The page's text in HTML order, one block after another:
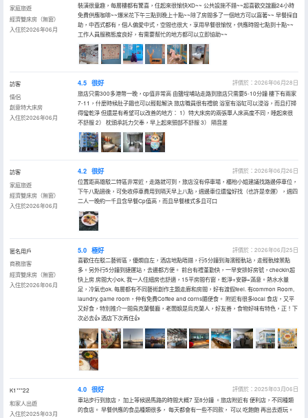
家庭旅遊
經濟雙床房（無窗）
入住於2026年06月
裝潢很童趣，每層樓都有驚喜，住起來很愉快XD~~ 公共設施不錯~~超喜歡交誼廳24小時
免費供應咖啡~~爆米花下午三點到晚上十點~~除了房間多了一個地方可以窩著~~ 早餐採自
助，中西式都有，個人偏愛中式，空間也很大，享用早餐很愉悅，供應時間七點到十點~~
工作人員服務態度良好，有需要幫忙的地方都可以立即協助~~
訪客
情侶
創意特大床房
入住於2026年06月
4.5 很好
評價於：2026年06月28日
旅店只需300多港幣一晚，cp值非常高 由鹽埕埔站走路到旅店只需要5-10分鐘 樓下有兩家
7-11，什麼時候肚子餓也可以輕鬆解決 旅店職員很有禮貌 浴室有浴缸可以浸浴，而且打掃
得蠻乾淨 但還是有希望可以改善的地方： 1）特大床房的兩張單人床高度不同，睡起來很
不舒服 2） 枕頭承託力欠奉，早上起來頸部不舒服 3） 隔音差
訪客
家庭旅遊
經濟雙床房（無窗）
入住於2026年06月
4.2 很好
評價於：2026年06月26日
位置距高雄駁二特區非常近，走路就可到，旅店沒有停車場，櫃枱小姐建議找路邊停車位，
下午八點過後，可免收停車費用到隔天早上八點，週邊車位還蠻好找（也許是幸運），週四
二人一晚約一千且含早餐Cp值高，而且早餐樣式多且可口
匿名用戶
商務旅客
經濟雙床房（無窗）
入住於2026年06月
5.0 極好
評價於：2026年06月25日
喜歡住在駁二藝術區，優嫻自左，酒店地點唔錯，行5分鐘到海濱輕軌站，走輕軌線景點
多。另外行5分鐘到捷運站，去邊都方便。 前台有禮堇勤快，一早安排好房號，checkin超
快上房 房間大小ok, 我一人住細房也舒適，15平房間冇窗，乾淨+安靜=滿意。熱水水量
足，冷氣也ok. 每層都有不同藝術創作主題走廊和房間，好有渡假feel. 有common Room,
laundry, game room，仲有免費Coffee and corns隨便食。 附近有很多local 食店，又平
又好食，特別推介一間鳥克蘭餐廳，老闆娘是烏克蘭人，好友善，食物好味有特色，正！下
次必去👍 酒店下次再住👍
K1***22
和家人出遊
入住於2025年03月
4.0 很好
評價於：2025年03月06日
車站步行到旅店， 加上等候過馬路的時間大概7 至8分鐘 。旅店附近有 便利店，不同種類
的食店。 早餐供應的食品種類很多， 每天都會有一些不同款， 可以 吃飽飽 再出去遊玩。